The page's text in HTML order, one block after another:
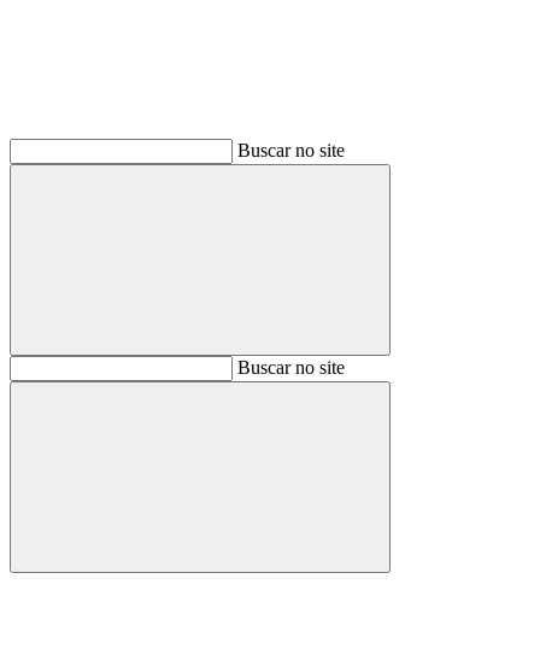
Buscar no site
BuscarBuscar no site
Buscar